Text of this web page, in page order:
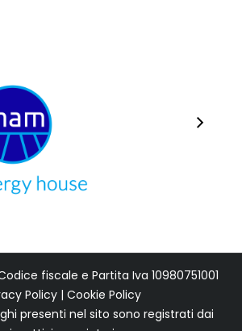
fiscale e Partita Iva 10980751001
Policy | Cookie Policy
presenti nel sito sono registrati dai